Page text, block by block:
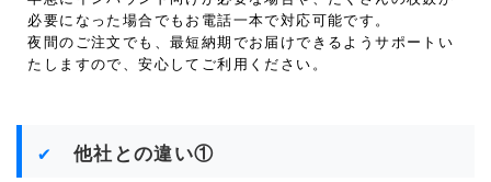
必要になった場合でもお電話一本で対応可能です。
夜間のご注文でも、最短納期でお届けできるようサポートい
たしますので、安心してご利用ください。
他社との違い①